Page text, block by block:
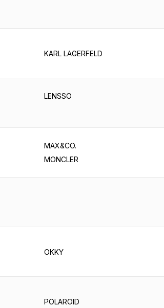
KARL LAGERFELD
LENSSO
MAX&CO.
MONCLER
OKKY
POLAROID